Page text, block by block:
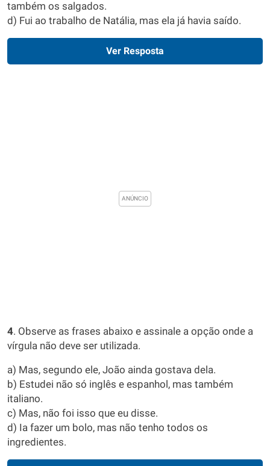
também os salgados.
d) Fui ao trabalho de Natália, mas ela já havia saído.
Ver Resposta
4. Observe as frases abaixo e assinale a opção onde a
vírgula não deve ser utilizada.
a) Mas, segundo ele, João ainda gostava dela.
b) Estudei não só inglês e espanhol, mas também
italiano.
c) Mas, não foi isso que eu disse.
d) Ia fazer um bolo, mas não tenho todos os
ingredientes.